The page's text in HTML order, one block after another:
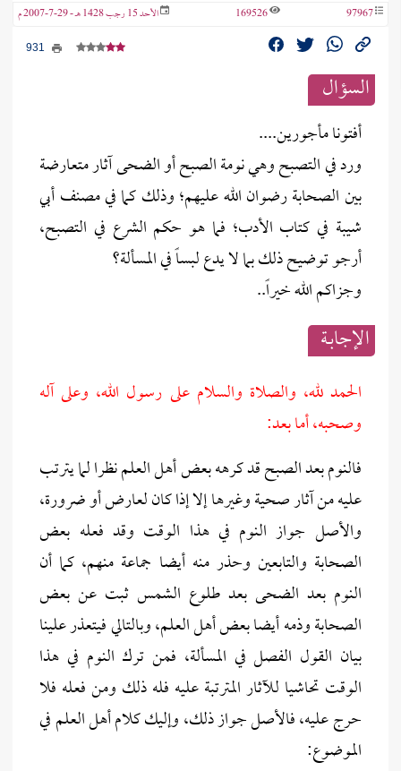
97967
169526 الأحد 15 رجب 1428 هـ - 29-7-2007 م
السؤال
أفتونا مأجورين....
ورد في التصبح وهي نومة الصبح أو الضحى آثار متعارضة
بين الصحابة رضوان الله عليهم؛ وذلك كما في مصنف أبي
شيبة في كتاب الأدب؛ فما هو حكم الشرع في التصبح،
أرجو توضيح ذلك بما لا يدع لبساً في المسألة؟
وجزاكم الله خيراً..
الإجابــة
الحمد لله، والصلاة والسلام على رسول الله، وعلى آله
وصحبه، أما بعد:
فالنوم بعد الصبح قد كرهه بعض أهل العلم نظرا لما يترتب
عليه من آثار صحية وغيرها إلا إذا كان لعارض أو ضرورة،
والأصل جواز النوم في هذا الوقت وقد فعله بعض
الصحابة والتابعين وحذر منه أيضا جماعة منهم، كما أن
النوم بعد الضحى بعد طلوع الشمس ثبت عن بعض
الصحابة وذمه أيضا بعض أهل العلم، وبالتالي فيتعذر علينا
بيان القول الفصل في المسألة، فمن ترك النوم في هذا
الوقت تحاشيا للآثار المترتبة عليه فله ذلك ومن فعله فلا
حرج عليه، فالأصل جواز ذلك، وإليك كلام أهل العلم في
الموضوع: